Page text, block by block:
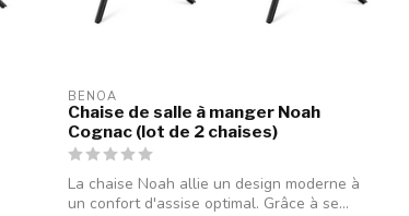
BENOA
Chaise de salle à manger Noah
Cognac (lot de 2 chaises)
La chaise Noah allie un design moderne à
un confort d'assise optimal. Grâce à se...